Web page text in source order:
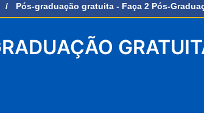
Pós-graduação gratuita - Faça 2 Pós-